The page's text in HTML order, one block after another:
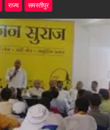
राज्य समस्तीपुर